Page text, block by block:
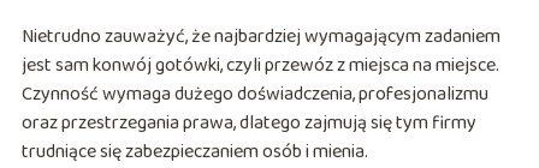
Nietrudno zauważyć, że najbardziej wymagającym zadaniem
jest sam konwój gotówki, czyli przewóz z miejsca na miejsce.
Czynność wymaga dużego doświadczenia, profesjonalizmu
oraz przestrzegania prawa, dlatego zajmują się tym firmy
trudniące się zabezpieczaniem osób i mienia.